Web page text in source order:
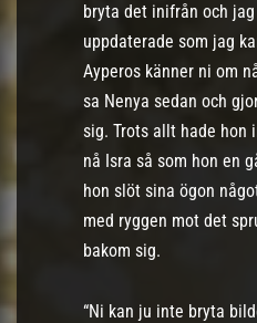
bryta det inifrån och
uppdaterade som jag
Ayperos känner ni om
sa Nenya sedan och
sig. Trots allt hade hon
nå Isra så som hon en
hon slöt sina ögon
med ryggen mot det
bakom sig.
“Ni kan ju inte bryta